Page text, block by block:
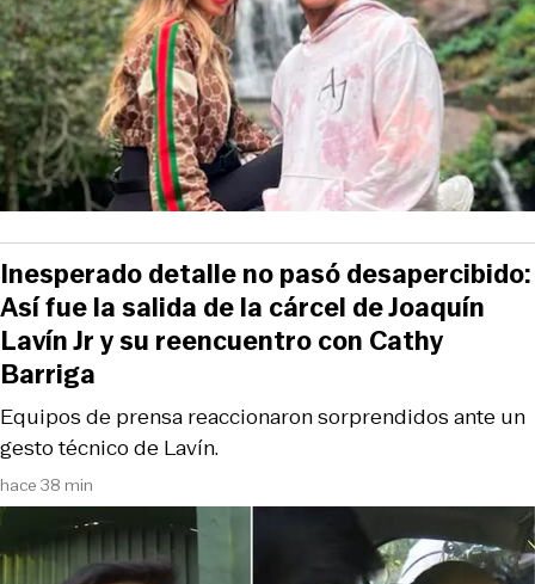
hace 38 min
Equipos de prensa reaccionaron sorprendidos ante un
gesto técnico de Lavín.
Inesperado detalle no pasó desapercibido:
Así fue la salida de la cárcel de Joaquín
Lavín Jr y su reencuentro con Cathy
Barriga